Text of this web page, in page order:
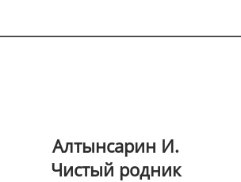
Алтынсарин И.
Чистый родник